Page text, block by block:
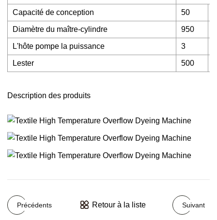
Capacité de conception 50
Diamètre du maître-cylindre 950
L'hôte pompe la puissance 3
Lester 500
Description des produits
Précédents Retour à la liste Suivant